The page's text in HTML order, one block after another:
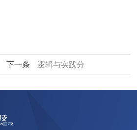
下一条 逻辑与实践分